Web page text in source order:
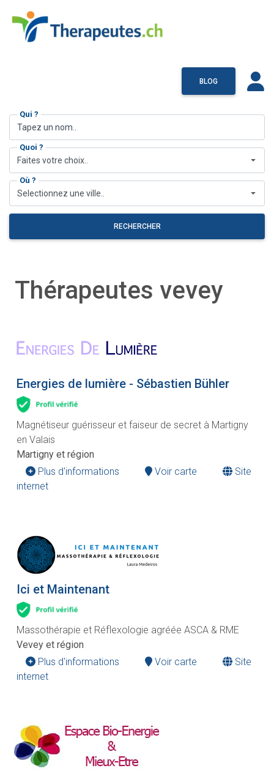
BLOG
Qui ?
Quoi ?
Faites votre choix..
Où ?
Selectionnez une ville..
RECHERCHER
Thérapeutes vevey
Energies de lumière - Sébastien Bühler
Magnétiseur guérisseur et faiseur de secret à Martigny
en Valais
Martigny et région
Plus d'informations
Voir carte
Site
internet
Ici et Maintenant
Massothérapie et Réflexologie agréée ASCA & RME
Vevey et région
Plus d'informations
Voir carte
Site
internet